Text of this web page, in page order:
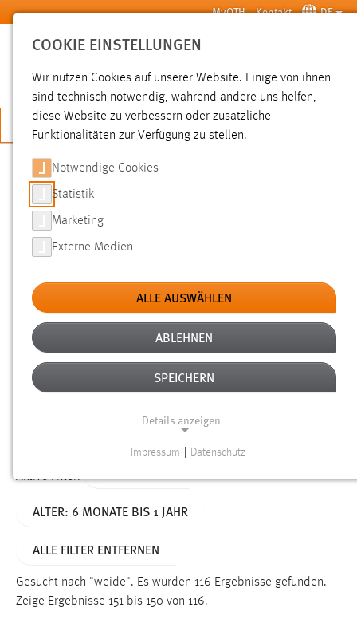
Zum Hauptinhalt springen MyOTH Kontakt DE
SUCHE
JETZT BEWERBEN
SUCHE
FILTER
Typ
Erstellungsdatum
Alter
Aktive Filter:
ALTER: 6 MONATE BIS 1 JAHR
ALLE FILTER ENTFERNEN
Gesucht nach "weide". Es wurden 116 Ergebnisse gefunden.
Zeige Ergebnisse 151 bis 150 von 116.
COOKIE EINSTELLUNGEN
Wir nutzen Cookies auf unserer Website. Einige von ihnen
sind technisch notwendig, während andere uns helfen,
diese Website zu verbessern oder zusätzliche
Funktionalitäten zur Verfügung zu stellen.
Notwendige Cookies
Statistik
Marketing
Externe Medien
ALLE AUSWÄHLEN
ABLEHNEN
SPEICHERN
Details anzeigen
Funktionen und sind für die einwandfreie Funktion der
Name:
Impressum Datenschutz